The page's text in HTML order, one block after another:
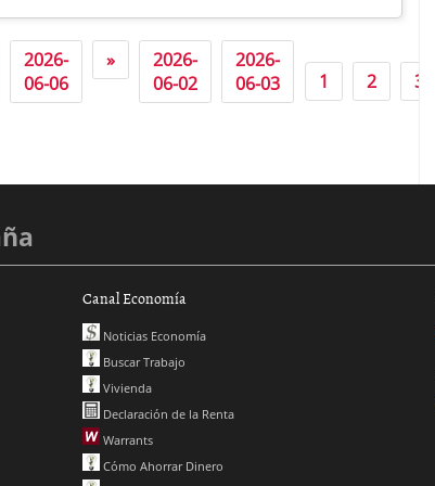
2026-
06-06
»
2026-
06-02
2026-
06-03
1 2 3
Canal Economía
Noticias Economía
Buscar Trabajo
Vivienda
Declaración de la Renta
Warrants
Cómo Ahorrar Dinero